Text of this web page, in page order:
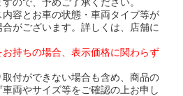
容とお車の状態・車両タイプ等が
がございます。詳しくは、店舗に
持ちの場合、表示価格に関わらず
付ができない場合も含め、商品の
両やサイズ等をご確認の上お申し